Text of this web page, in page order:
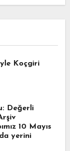
Koçgiri
Değerli
10 Mayıs
yerini